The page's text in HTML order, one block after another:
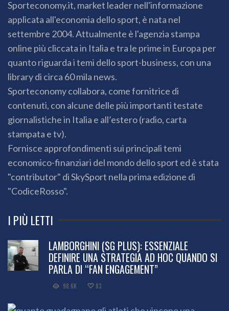
Sporteconomy.it, market leader nell'informazione
applicata all'economia dello sport, è nata nel
settembre 2004. Attualmente è l'agenzia stampa
online più cliccata in Italia e tra le prime in Europa per
quanto riguarda i temi dello sport-business, con una
library di circa 60 mila news.
Sporteconomy collabora, come fornitrice di
contenuti, con alcune delle più importanti testate
giornalistiche in Italia e all’estero (radio, carta
stampata e tv).
Fornisce approfondimenti sui principali temi
economico-finanziari del mondo dello sport ed è stata
"contributor" di SkySport nella prima edizione di
"CodiceRosso".
I PIÙ LETTI
LAMBORGHINI (SG PLUS): ESSENZIALE
DEFINIRE UNA STRATEGIA AD HOC QUANDO SI
PARLA DI “FAN ENGAGEMENT”
98.6K 83